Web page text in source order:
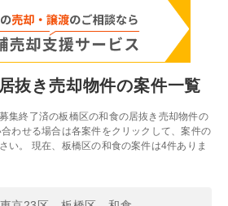
抜き売却物件の案件一覧
集終了済の板橋区の和食の居抜き売却物件の
わせる場合は各案件をクリックして、案件の
い。 現在、板橋区の和食の案件は4件ありま